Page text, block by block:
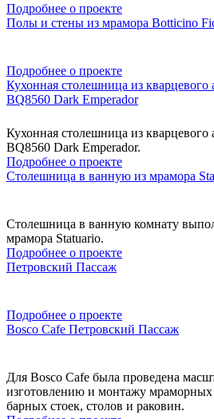
Подробнее о проекте
Полы и стены из мрамора Botticino
Подробнее о проекте
Кухонная столешница из кварцевого
BQ8560 Dark Emperador
Кухонная столешница из кварцевого
BQ8560 Dark Emperador.
Подробнее о проекте
Столешница в ванную из мрамора
Столешница в ванную комнату
мрамора Statuario.
Подробнее о проекте
Петровский Пассаж
Подробнее о проекте
Bosco Cafe Петровский Пассаж
Для Bosco Cafe была проведена
изготовлению и монтажу мраморных
барных стоек, столов и раковин.